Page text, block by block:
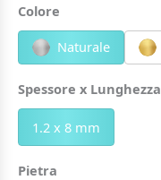
Colore
Naturale
Spessore x Lunghezza
1.2 x 8 mm
Pietra